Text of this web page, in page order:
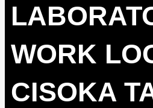
WORK
CISOKA